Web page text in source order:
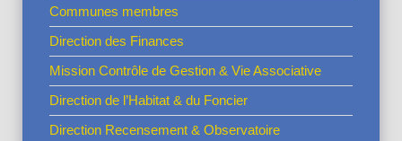
Communes membres
Direction des Finances
Mission Contrôle de Gestion & Vie Associative
Direction de l’Habitat & du Foncier
Direction Recensement & Observatoire